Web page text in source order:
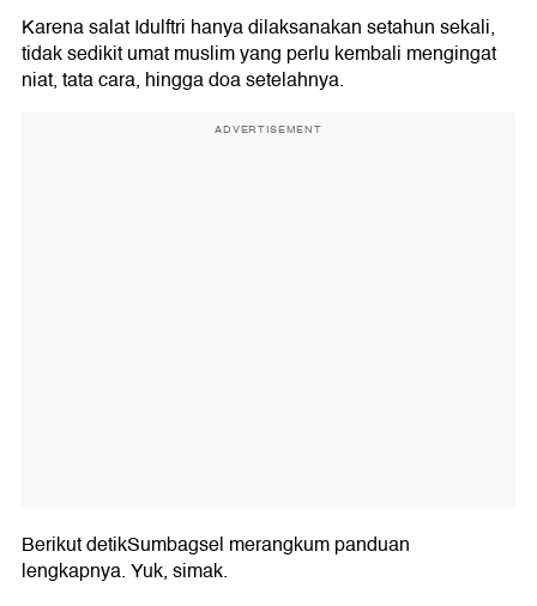
Karena salat Idulftri hanya dilaksanakan setahun sekali,
tidak sedikit umat muslim yang perlu kembali mengingat
niat, tata cara, hingga doa setelahnya.
ADVERTISEMENT
Berikut detikSumbagsel merangkum panduan
lengkapnya. Yuk, simak.